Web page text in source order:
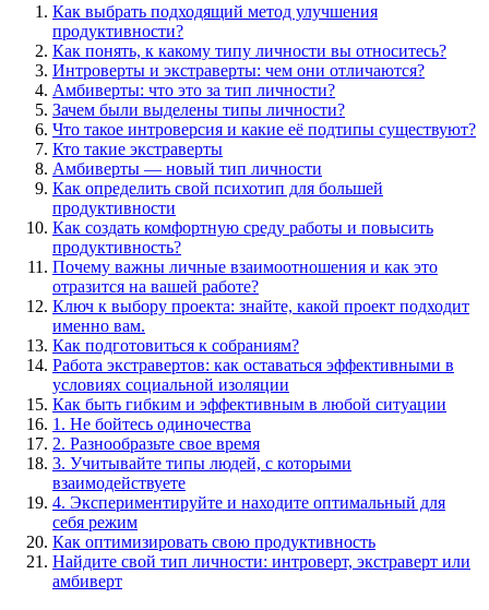
Как выбрать подходящий метод улучшения
продуктивности?
Как понять, к какому типу личности вы относитесь?
Интроверты и экстраверты: чем они отличаются?
Амбиверты: что это за тип личности?
Зачем были выделены типы личности?
Что такое интроверсия и какие её подтипы существуют?
Кто такие экстраверты
Амбиверты — новый тип личности
Как определить свой психотип для большей
продуктивности
Как создать комфортную среду работы и повысить
продуктивность?
Почему важны личные взаимоотношения и как это
отразится на вашей работе?
Ключ к выбору проекта: знайте, какой проект подходит
именно вам.
Как подготовиться к собраниям?
Работа экстравертов: как оставаться эффективными в
условиях социальной изоляции
Как быть гибким и эффективным в любой ситуации
1. Не бойтесь одиночества
2. Разнообразьте свое время
3. Учитывайте типы людей, с которыми
взаимодействуете
4. Экспериментируйте и находите оптимальный для
себя режим
Как оптимизировать свою продуктивность
Найдите свой тип личности: интроверт, экстраверт или
амбиверт